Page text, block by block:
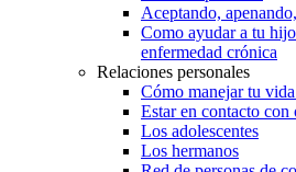
Aceptando,
Como ayudar a tu
enfermedad crónica
Relaciones personales
Cómo manejar tu
Estar en contacto con
Los adolescentes
Los hermanos